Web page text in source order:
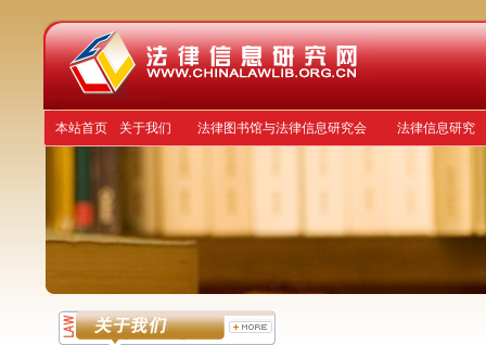
本站首页 关于我们 法律图书馆与法律信息研究会 法律信息研究